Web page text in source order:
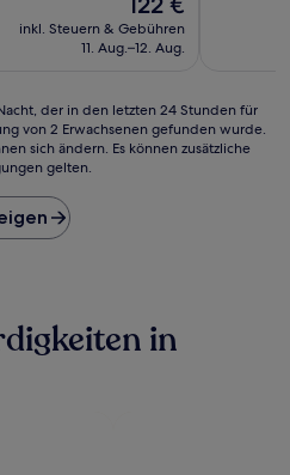
Preis
beträgt
inkl. Steuern & Gebühren
11. Aug.–12. Aug.
der in den letzten 24 Stunden für
von 2 Erwachsenen gefunden wurde.
sich ändern. Es können zusätzliche
gelten.
in